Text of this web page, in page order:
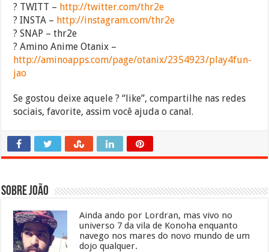
? TWITT – http://twitter.com/thr2e
? INSTA – http://instagram.com/thr2e
? SNAP – thr2e
? Amino Anime Otanix –
http://aminoapps.com/page/otanix/2354923/play4fun-
jao
Se gostou deixe aquele ? “like”, compartilhe nas redes
sociais, favorite, assim você ajuda o canal.
Sobre João
Ainda ando por Lordran, mas vivo no
universo 7 da vila de Konoha enquanto
navego nos mares do novo mundo de um
dojo qualquer.